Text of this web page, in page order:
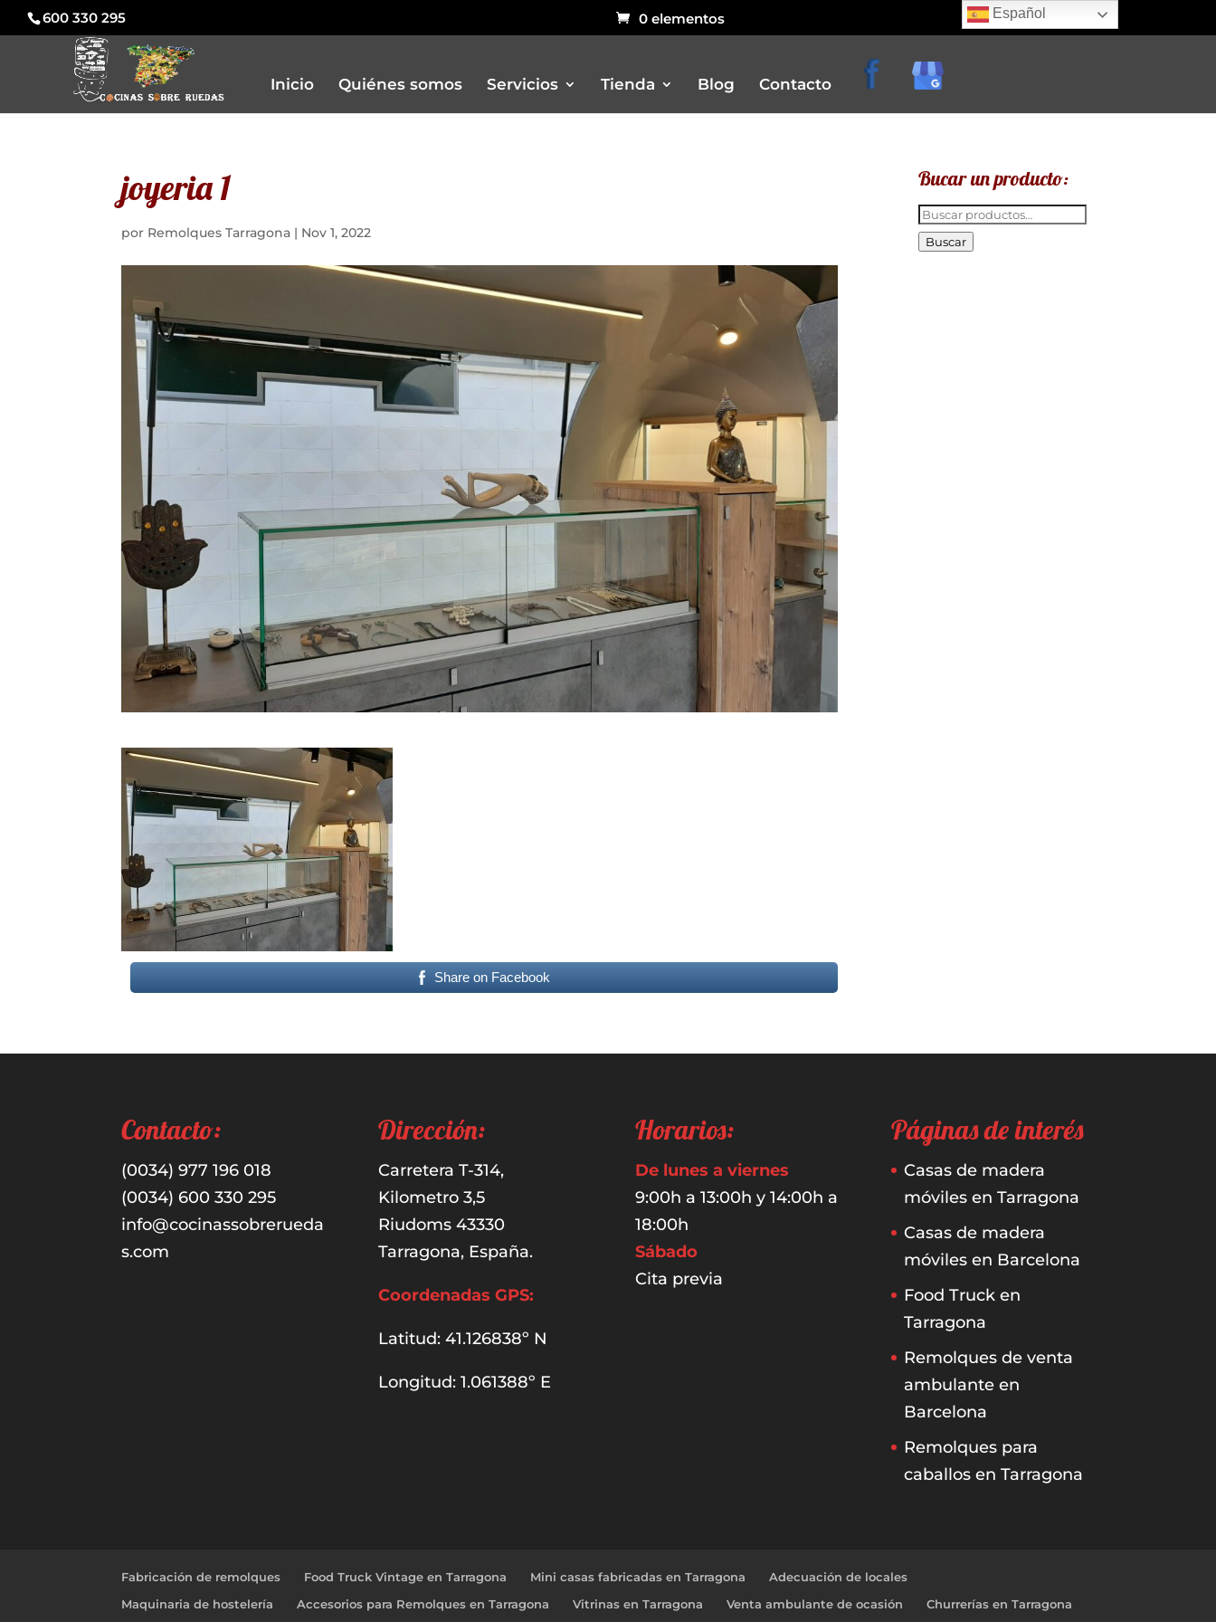
600 330 295 0 elementos
Inicio Quiénes somos Servicios Tienda
Otros remolques venta ambulante
Rustidores, pizzerias, barbacoas, creperias
Blog Contacto
joyeria 1
por Remolques Tarragona | Nov 1, 2022
Share on Facebook
Bucar un producto:
Buscar
por:
Buscar
Contacto:
(0034) 977 196 018
(0034) 600 330 295
info@cocinassobrerueda
s.com
Dirección:
Carretera T-314,
Kilometro 3,5
Riudoms 43330
Tarragona, España.
Coordenadas GPS:
Latitud: 41.126838º N
Longitud: 1.061388º E
Horarios:
De lunes a viernes
9:00h a 13:00h y 14:00h a
18:00h
Sábado
Cita previa
Páginas de interés
Casas de madera
móviles en Tarragona
Casas de madera
móviles en Barcelona
Food Truck en
Tarragona
Remolques de venta
ambulante en
Barcelona
Remolques para
caballos en Tarragona
Fabricación de remolques Food Truck Vintage en Tarragona Mini casas fabricadas en Tarragona
Adecuación de locales
Maquinaria de hostelería
Accesorios para Remolques en Tarragona Vitrinas en Tarragona Venta ambulante de ocasión Churrerías en Tarragona
Español